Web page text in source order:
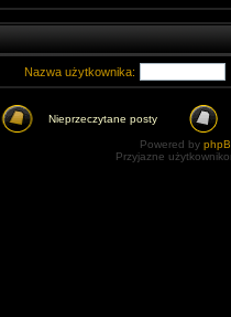
Nazwa użytkownika:
Nieprzeczytane posty
Powered by
Przyjazne